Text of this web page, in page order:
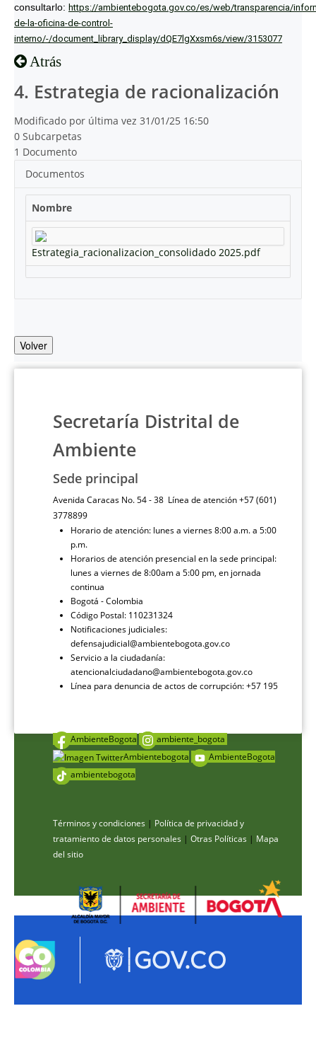
consultarlo: https://ambientebogota.gov.co/es/web/transparencia/
de-la-oficina-de-control-
interno/-/document_library_display/dQE7lgXxsm6s/view/3153077
Atrás
4. Estrategia de racionalización
Modificado por última vez 31/01/25 16:50
0 Subcarpetas
1 Documento
Documentos
Nombre
Estrategia_racionalizacion_consolidado 2025.pdf
Volver
Secretaría Distrital de
Ambiente
Sede principal
Avenida Caracas No. 54 - 38 Línea de atención +57 (601)
3778899
Horario de atención: lunes a viernes 8:00 a.m. a 5:00
p.m.
Horarios de atención presencial en la sede principal:
lunes a viernes de 8:00am a 5:00 pm, en jornada
continua
Bogotá - Colombia
Código Postal: 110231324
Notificaciones judiciales:
defensajudicial@ambientebogota.gov.co
Servicio a la ciudadanía:
atencionalciudadano@ambientebogota.gov.co
Línea para denuncia de actos de corrupción: +57 195
AmbienteBogota
ambiente_bogota
Ambientebogota
AmbienteBogota
ambientebogota
Términos y condiciones | Política de privacidad y
tratamiento de datos personales | Otras Políticas | Mapa
del sitio